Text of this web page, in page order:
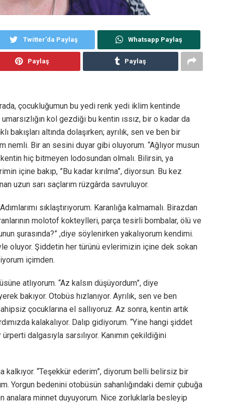
Twitter'da Paylaş Whatsapp Paylaş
Paylaş Paylaş
çocukluğumun bu yedi renk yedi iklim kentinde
kol gezdiği bu kentin ıssız, bir o kadar da
bakışları altında dolaşırken; ayrılık, sen ve ben bir
nemli. Bir an sesini duyar gibi oluyorum. “Ağlıyor musun
hiç bitmeyen lodosundan olmalı. Bilirsin, ya
içine bakıp, ”Bu kadar kırılma”, diyorsun. Bu kez
uzun sarı saçlarım rüzgârda savruluyor.
sıklaştırıyorum. Karanlığa kalmamalı. Birazdan
molotof kokteylleri, parça tesirli bombalar, ölü ve
şurasında?” ,diye söylenirken yakalıyorum kendimi.
oluyor. Şiddetin her türünü evlerimizin içine dek sokan
içimden.
atlıyorum. “Az kalsın düşüyordum”, diye
bakıyor. Otobüs hızlanıyor. Ayrılık, sen ve ben
çocuklarına el sallıyoruz. Az sonra, kentin artık
kalakalıyor. Dalıp gidiyorum. “Yine hangi şiddet
dalgasıyla sarsılıyor. Kanımın çekildiğini
kalkıyor. “Teşekkür ederim”, diyorum belli belirsiz bir
Yorgun bedenini otobüsün sahanlığındaki demir çubuğa
analara minnet duyuyorum. Nice zorluklarla besleyip